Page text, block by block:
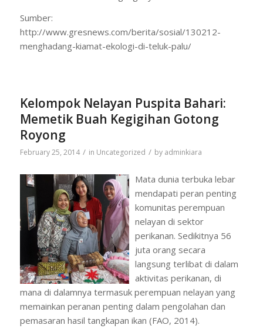
Sumber:
http://www.gresnews.com/berita/sosial/130212-
menghadang-kiamat-ekologi-di-teluk-palu/
Kelompok Nelayan Puspita Bahari:
Memetik Buah Kegigihan Gotong
Royong
February 25, 2014 / in Uncategorized / by adminkiara
Mata dunia terbuka lebar
mendapati peran penting
komunitas perempuan
nelayan di sektor
perikanan. Sedikitnya 56
juta orang secara
langsung terlibat di dalam
aktivitas perikanan, di
mana di dalamnya termasuk perempuan nelayan yang
memainkan peranan penting dalam pengolahan dan
pemasaran hasil tangkapan ikan (FAO, 2014).